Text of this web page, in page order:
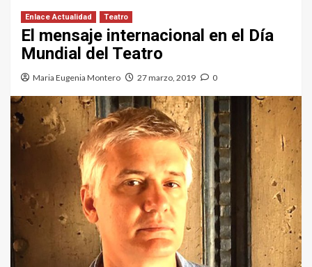
Enlace Actualidad Teatro
El mensaje internacional en el Día
Mundial del Teatro
Maria Eugenia Montero 27 marzo, 2019 0